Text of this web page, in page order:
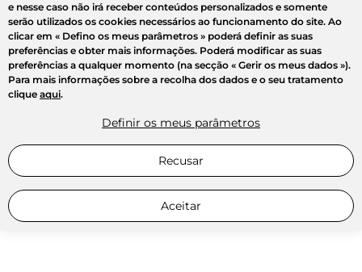
e nesse caso não irá receber conteúdos personalizados e somente
serão utilizados os cookies necessários ao funcionamento do site. Ao
clicar em « Defino os meus parâmetros » poderá definir as suas
preferências e obter mais informações. Poderá modificar as suas
preferências a qualquer momento (na secção « Gerir os meus dados »).
Para mais informações sobre a recolha dos dados e o seu tratamento
clique aqui.
Definir os meus parâmetros
Recusar
Aceitar